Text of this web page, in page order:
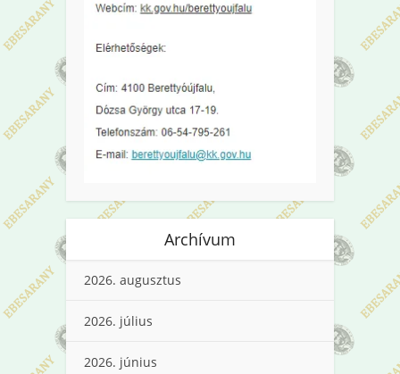
Archívum
2026. augusztus
2026. július
2026. június